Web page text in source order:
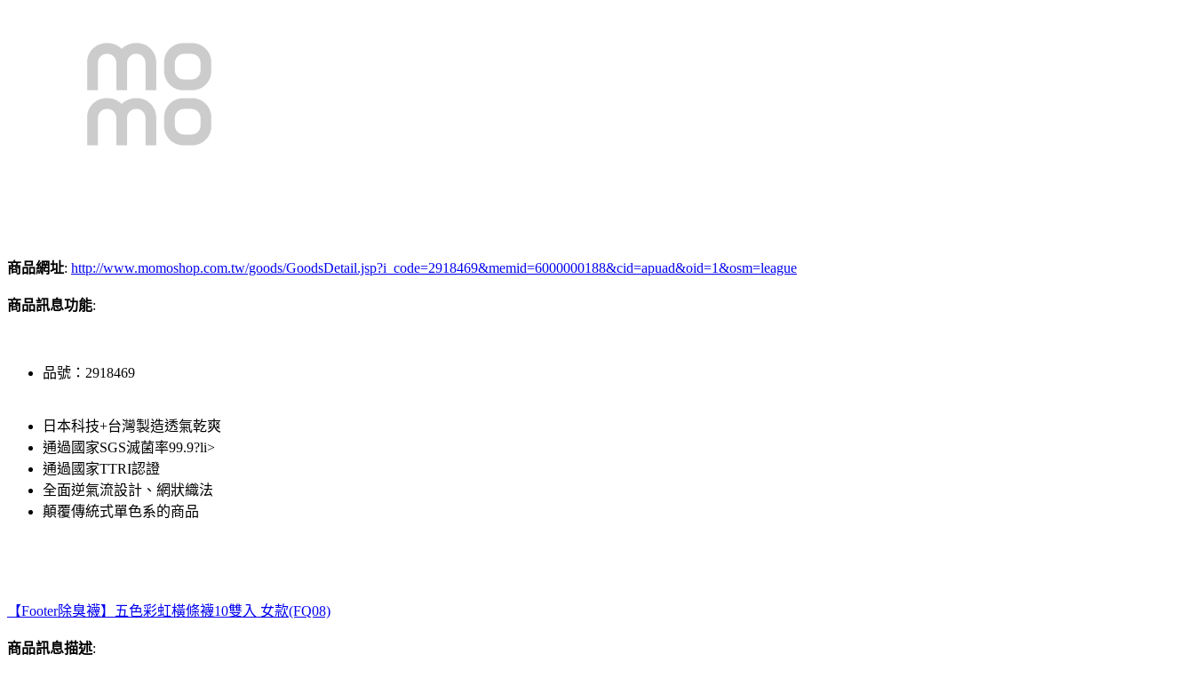
商品網址: http://www.momoshop.com.tw/goods/GoodsDetail.jsp?i_code=2918469&memid=6000000188&cid=apuad&oid=1&osm=league
商品訊息功能:
品號：2918469
日本科技+台灣製造透氣乾爽
通過國家SGS滅菌率99.9?li>
通過國家TTRI認證
全面逆氣流設計、網狀織法
顛覆傳統式單色系的商品
【Footer除臭襪】五色彩虹橫條襪10雙入 女款(FQ08)
商品訊息描述: